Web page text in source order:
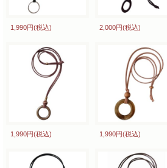
1,990円(税込) 2,000円(税込)
1,990円(税込) 1,990円(税込)